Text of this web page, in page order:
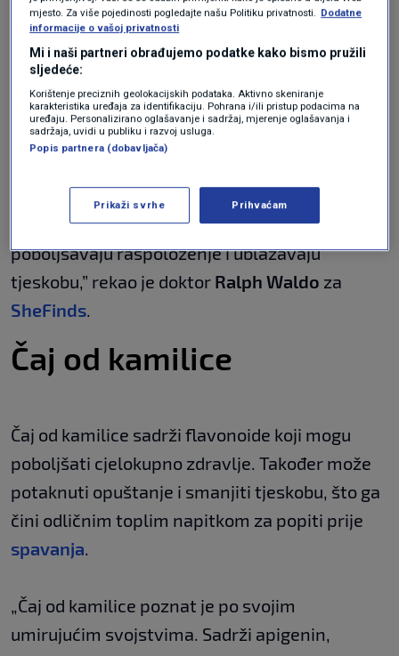
zdravlje srca. Također sadrži L-teanin koji je
poznat po svojim umirujućim učincima.
“Zeleni čaj sadrži teanin, koji pomaže u
snižavanju krvnog tlaka i djeluje kao spoj
da proizvodi više GABA-e, serotonina i
dopamina — umirujućih neurotransmitera koji
poboljšavaju raspoloženje i ublažavaju
tjeskobu,” rekao je doktor Ralph Waldo za
SheFinds.
Čaj od kamilice
Čaj od kamilice sadrži flavonoide koji mogu
poboljšati cjelokupno zdravlje. Također može
potaknuti opuštanje i smanjiti tjeskobu, što ga
čini odličnim toplim napitkom za popiti prije
spavanja.
„Čaj od kamilice poznat je po svojim
umirujućim svojstvima. Sadrži apigenin,
mjesto. Za više pojedinosti pogledajte našu Politiku privatnosti. Dodatne
informacije o vašoj privatnosti
Mi i naši partneri obrađujemo podatke kako bismo pružili
sljedeće:
Korištenje preciznih geolokacijskih podataka. Aktivno skeniranje
karakteristika uređaja za identifikaciju. Pohrana i/ili pristup podacima na
uređaju. Personalizirano oglašavanje i sadržaj, mjerenje oglašavanja i
sadržaja, uvidi u publiku i razvoj usluga.
Popis partnera (dobavljača)
Prikaži svrhe Prihvaćam